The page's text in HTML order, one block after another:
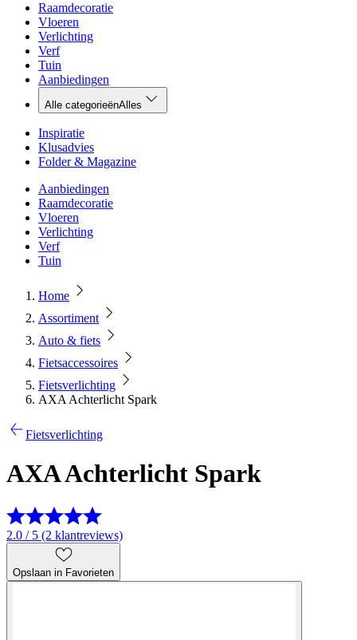
Raamdecoratie
Vloeren
Verlichting
Verf
Tuin
Aanbiedingen
Alle categorieënAlles
Inspiratie
Klusadvies
Folder & Magazine
Aanbiedingen
Raamdecoratie
Vloeren
Verlichting
Verf
Tuin
Home
Assortiment
Auto & fiets
Fietsaccessoires
Fietsverlichting
AXA Achterlicht Spark
Fietsverlichting
AXA Achterlicht Spark
2.0 / 5 (2 klantreviews)
Opslaan in Favorieten